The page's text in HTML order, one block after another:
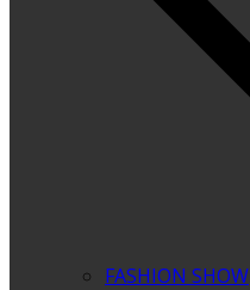
FASHION SHOW